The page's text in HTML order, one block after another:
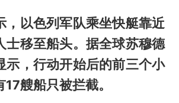
，以色列军队乘坐快艇靠近
士移至船头。据全球苏穆德
示，行动开始后的前三个小
艘船只被拦截。